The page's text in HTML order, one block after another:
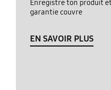
Enregistre ton produit
garantie couvre
EN SAVOIR PLUS